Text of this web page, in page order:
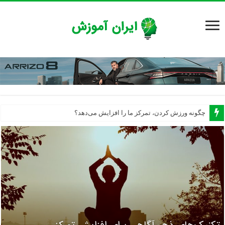
چگونه با سازماندهی محیط کار، در زمان و هزینه صرفه‌جویی کنیم؟